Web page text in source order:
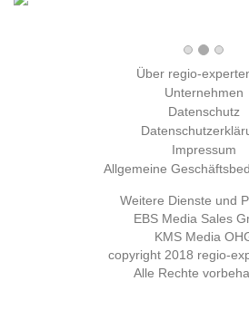
Über regio-
Unternehmen
Datenschutz
Impressum
Allgemeine
Weitere Dienste und
EBS Media Sales
KMS Media
copyright 2018 regio-
Alle Rechte